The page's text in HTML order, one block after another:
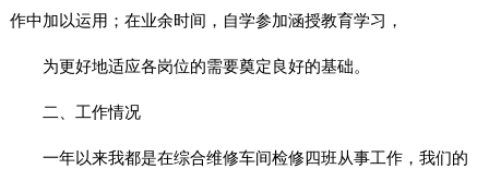
作中加以运用；在业余时间，自学参加涵授教育学习，
为更好地适应各岗位的需要奠定良好的基础。
二、工作情况
一年以来我都是在综合维修车间检修四班从事工作，我们的